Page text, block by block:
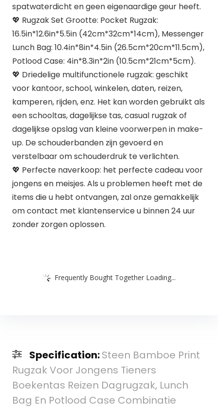
spatwaterdicht en geen eigenaardige geur heeft.
💖 Rugzak Set Grootte: Pocket Rugzak:
16.5in*12.6in*5.5in (42cm*32cm*14cm), Messenger
Lunch Bag: 10.4in*8in*4.5in (26.5cm*20cm*11.5cm),
Potlood Case: 4in*8.3in*2in (10.5cm*21cm*5cm).
💖 Driedelige multifunctionele rugzak: geschikt
voor kantoor, school, winkelen, daten, reizen,
kamperen, rijden, enz. Het kan worden gebruikt als
een schooltas, dagelijkse tas, casual rugzak of
dagelijkse opslag van kleine voorwerpen in make-
up. De schouderbanden zijn gevoerd en
verstelbaar om schouderdruk te verlichten.
💖 Perfecte naverkoop: het perfecte cadeau voor
jongens en meisjes. Als u problemen heeft met de
items die u hebt ontvangen, zal onze gemakkelijk
om contact met klantenservice u binnen 24 uur
zonder zorgen oplossen.
Frequently Bought Together Loading...
Specification:Steen Bamboe Print
Rugzak Voor Jongens Tieners
Boekentas Reizen Dagrugzak, Lunch
Bag En Potlood Case Combinatie